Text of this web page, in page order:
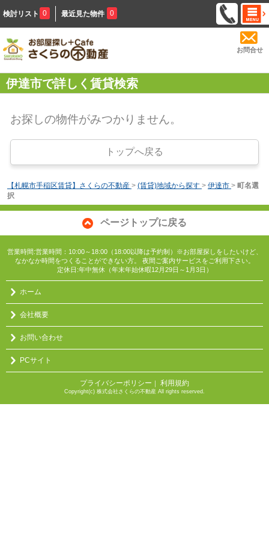
検討リスト 0 最近見た物件 0
お問合せ
伊達市で詳しく賃貸検索
お探しの物件がみつかりません。
トップへ戻る
【札幌市手稲区賃貸】さくらの不動産 > (賃貸)地域から探す > 伊達市 > 町名選
択
ページトップに戻る
営業時間:営業時間：10:00～18:00（18:00以降は予約制）※お部屋探しをしたいけど、
なかなか時間をつくることができない方。 夜間ご案内サービスをご利用下さい。
定休日:年中無休（年末年始休暇12月29日～1月3日）
ホーム
会社概要
お問い合わせ
PCサイト
プライバシーポリシー ｜ 利用規約
Copyright(c) 株式会社さくらの不動産 All rights reserved.